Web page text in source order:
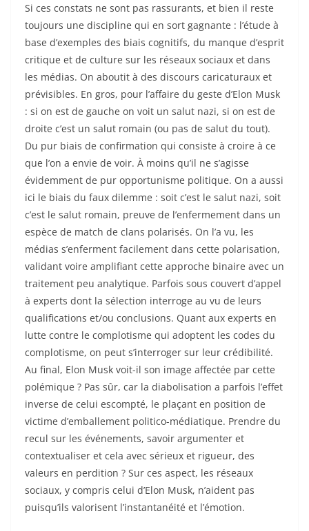
Si ces constats ne sont pas rassurants, et bien il reste
toujours une discipline qui en sort gagnante : l’étude à
base d’exemples des biais cognitifs, du manque d’esprit
critique et de culture sur les réseaux sociaux et dans
les médias. On aboutit à des discours caricaturaux et
prévisibles. En gros, pour l’affaire du geste d’Elon Musk
: si on est de gauche on voit un salut nazi, si on est de
droite c’est un salut romain (ou pas de salut du tout).
Du pur biais de confirmation qui consiste à croire à ce
que l’on a envie de voir. À moins qu’il ne s’agisse
évidemment de pur opportunisme politique. On a aussi
ici le biais du faux dilemme : soit c’est le salut nazi, soit
c’est le salut romain, preuve de l’enfermement dans un
espèce de match de clans polarisés. On l’a vu, les
médias s’enferment facilement dans cette polarisation,
validant voire amplifiant cette approche binaire avec un
traitement peu analytique. Parfois sous couvert d’appel
à experts dont la sélection interroge au vu de leurs
qualifications et/ou conclusions. Quant aux experts en
lutte contre le complotisme qui adoptent les codes du
complotisme, on peut s’interroger sur leur crédibilité.
Au final, Elon Musk voit-il son image affectée par cette
polémique ? Pas sûr, car la diabolisation a parfois l’effet
inverse de celui escompté, le plaçant en position de
victime d’emballement politico-médiatique. Prendre du
recul sur les événements, savoir argumenter et
contextualiser et cela avec sérieux et rigueur, des
valeurs en perdition ? Sur ces aspect, les réseaux
sociaux, y compris celui d’Elon Musk, n’aident pas
puisqu’ils valorisent l’instantanéité et l’émotion.